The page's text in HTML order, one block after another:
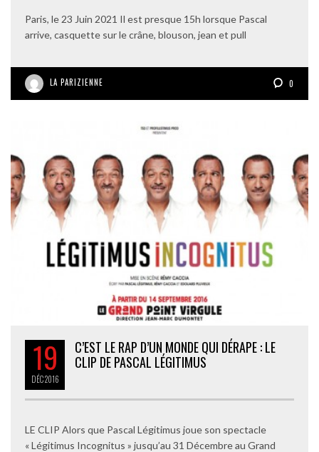
Paris, le 23 Juin 2021 Il est presque 15h lorsque Pascal
arrive, casquette sur le crâne, blouson, jean et pull
LA PARIZIENNE 0
19
DÉC2016
C’EST LE RAP D’UN MONDE QUI DÉRAPE : LE
CLIP DE PASCAL LÉGITIMUS
LE CLIP Alors que Pascal Légitimus joue son spectacle
« Légitimus Incognitus » jusqu’au 31 Décembre au Grand